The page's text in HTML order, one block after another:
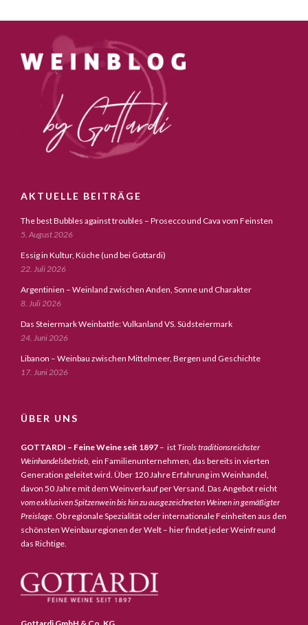
AKTUELLE BEITRÄGE
The best Bubbles against troubles – Prosecco und Cava vom Feinsten
5. August 2026
Essig in Kultur, Küche (und bei Gottardi)
22. Juli 2026
Argentinien – Weinland zwischen Anden, Sonne und Charakter
8. Juli 2026
Das Steiermark Weinbattle: Vulkanland VS. Südsteiermark
24. Juni 2026
Libanon – Weinbau zwischen Mittelmeer, Bergen und Geschichte
17. Juni 2026
ÜBER UNS
GOTTARDI – Feine Weine seit 1897 – istTirols traditionsreichster
Weinhandelsbetrieb, ein Familienunternehmen, das bereits in vierten
Generation geleitet wird. Über 120 Jahre Erfahrung im Weinhandel,
davon 50 Jahre mit dem Weinverkauf per Versand. Das Angebot reicht
vom exklusiven Spitzenwein bis hin zu ausgezeichneten Weinen in gemäßigter
Preislage . Ob regionale Spezialität oder internationale Feinheiten aus den
schönsten Weinbauregionen der Welt – hier findet jeder Weinfreund
das Richtige.